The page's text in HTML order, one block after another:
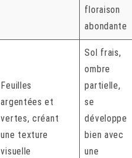
floraison
abondante
Feuilles
argentées et
vertes, créant
une texture
visuelle
Sol frais,
ombre
partielle,
se
développe
bien avec
une